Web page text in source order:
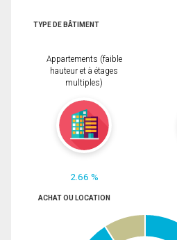
TYPE DE BÂTIMENT
Appartements (faible
hauteur et à étages
multiples)
2.66 %
ACHAT OU LOCATION